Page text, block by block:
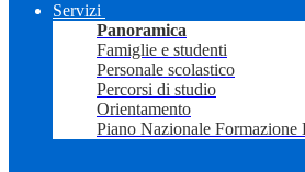
Servizi
Panoramica
Famiglie e studenti
Personale scolastico
Percorsi di studio
Orientamento
Piano Nazionale Formazione